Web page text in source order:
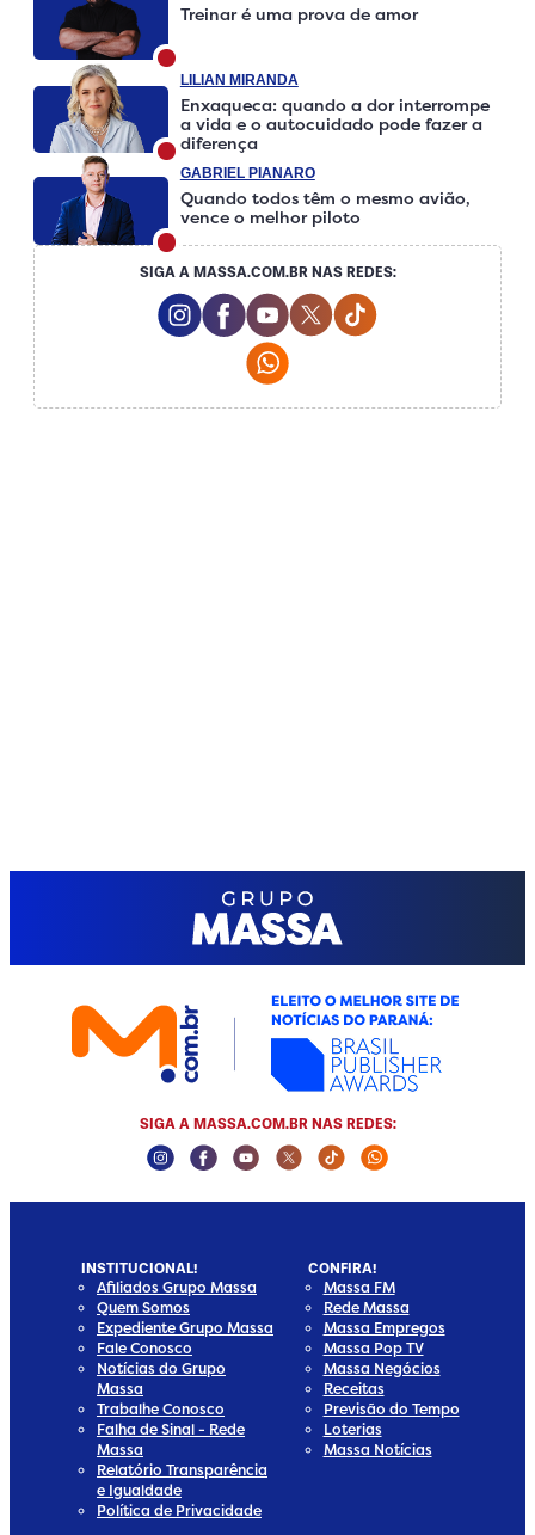
Treinar é uma prova de amor
LILIAN MIRANDA
Enxaqueca: quando a dor interrompe
a vida e o autocuidado pode fazer a
diferença
GABRIEL PIANARO
Quando todos têm o mesmo avião,
vence o melhor piloto
SIGA A MASSA.COM.BR NAS REDES:
Instagram Social Media
Facebook Social Media
Youtube Social Media
Twitter Social Media
Tiktok Social
SIGA A MASSA.COM.BR NAS REDES:
Instagram Social Media
Facebook Social Media
Youtube Social Media
Twitter Social Media
Tiktok Social Media
Whatsapp
INSTITUCIONAL!
Afiliados Grupo Massa
Quem Somos
Expediente Grupo Massa
Fale Conosco
Notícias do Grupo
Massa
Trabalhe Conosco
Falha de Sinal - Rede
Massa
Relatório Transparência
e Igualdade
Política de Privacidade
CONFIRA!
Massa FM
Rede Massa
Massa Empregos
Massa Pop TV
Massa Negócios
Receitas
Previsão do Tempo
Loterias
Massa Notícias